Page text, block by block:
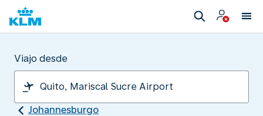
Viajo desde
Johannesburgo